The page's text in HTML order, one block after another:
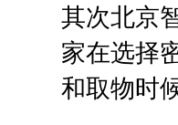
其次北京
家在选择
和取物时